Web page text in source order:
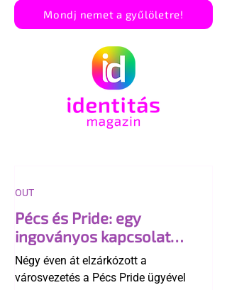
Mondj nemet a gyűlöletre!
Pécs és Pride: egy
ingoványos kapcsolat
története
Négy éven át elzárkózott a
városvezetés a Pécs Pride ügyével
OUT